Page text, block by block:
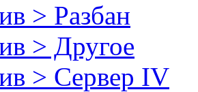
> Разбан
> Другое
> Сервер IV